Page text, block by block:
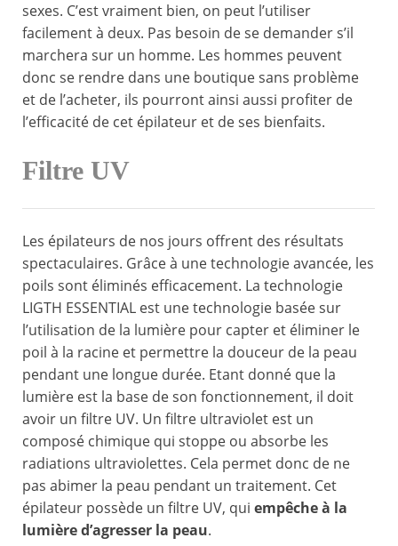
sexes. C’est vraiment bien, on peut l’utiliser
facilement à deux. Pas besoin de se demander s’il
marchera sur un homme. Les hommes peuvent
donc se rendre dans une boutique sans problème
et de l’acheter, ils pourront ainsi aussi profiter de
l’efficacité de cet épilateur et de ses bienfaits.
Filtre UV
Les épilateurs de nos jours offrent des résultats
spectaculaires. Grâce à une technologie avancée, les
poils sont éliminés efficacement. La technologie
LIGTH ESSENTIAL est une technologie basée sur
l’utilisation de la lumière pour capter et éliminer le
poil à la racine et permettre la douceur de la peau
pendant une longue durée. Etant donné que la
lumière est la base de son fonctionnement, il doit
avoir un filtre UV. Un filtre ultraviolet est un
composé chimique qui stoppe ou absorbe les
radiations ultraviolettes. Cela permet donc de ne
pas abimer la peau pendant un traitement. Cet
épilateur possède un filtre UV, qui empêche à la
lumière d’agresser la peau.